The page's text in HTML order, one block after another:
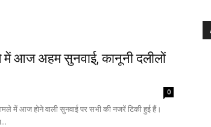
में आज अहम सुनवाई, कानूनी दलीलों
0
में आज होने वाली सुनवाई पर सभी की नजरें टिकी हुई हैं।